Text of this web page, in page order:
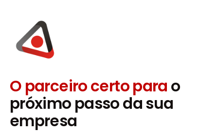
O parceiro certo para o
próximo passo da sua
empresa